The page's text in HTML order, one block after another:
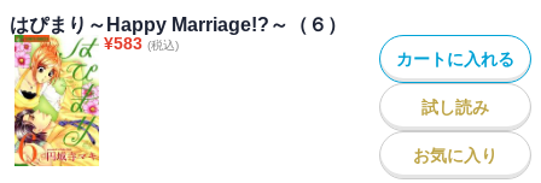
はぴまり～Happy Marriage!?～（６）
¥583 (税込)
カートに入れる
試し読み
お気に入り